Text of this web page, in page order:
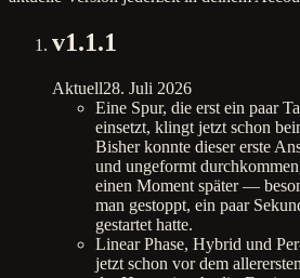
v1.1.1
Aktuell28. Juli 2026
Eine Spur, die erst ein paar
einsetzt, klingt jetzt schon
Bisher konnte dieser erste
und ungeformt
einen Moment später —
man gestoppt, ein paar
gestartet hatte.
Linear Phase, Hybrid und
jetzt schon vor dem